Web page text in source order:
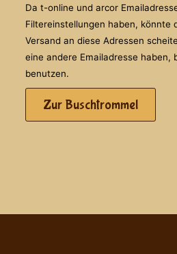
Da t-online und arcor
Filtereinstellungen haben, könnte
Versand an diese Adressen
eine andere Emailadresse haben,
benutzen.
Zur Buschtrommel